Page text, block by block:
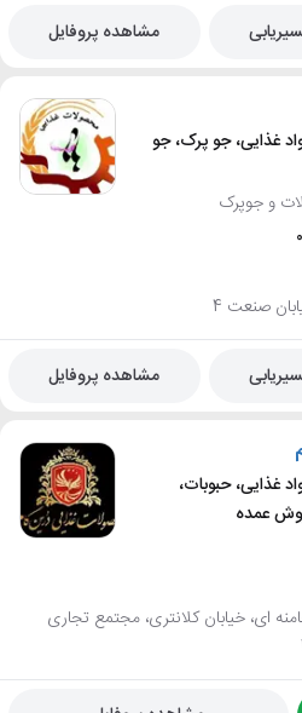
مشاهده پروفایل
غذایی، جو پرک، جو
و جوپرک
صنعت 4
مشاهده پروفایل
غذایی، حبوبات،
عمده
ای، خیابان کلانتری، مجتمع تجاری